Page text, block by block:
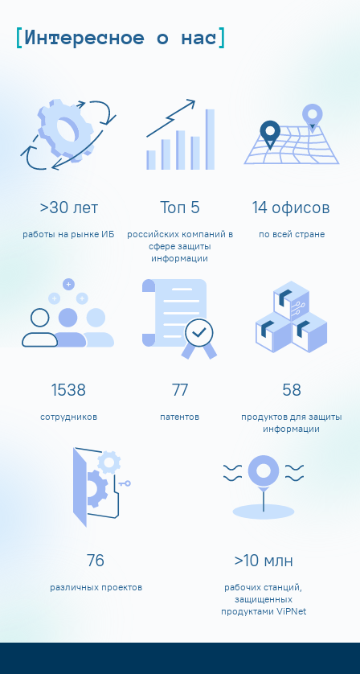
Интересное о нас
>30 лет
работы на рынке ИБ
Топ 5
российских компаний в
сфере защиты
информации
14 офисов
по всей стране
1600
сотрудников
80
патентов
60
продуктов для защиты
информации
80
различных проектов
>10 млн
рабочих станций,
защищенных
продуктами ViPNet